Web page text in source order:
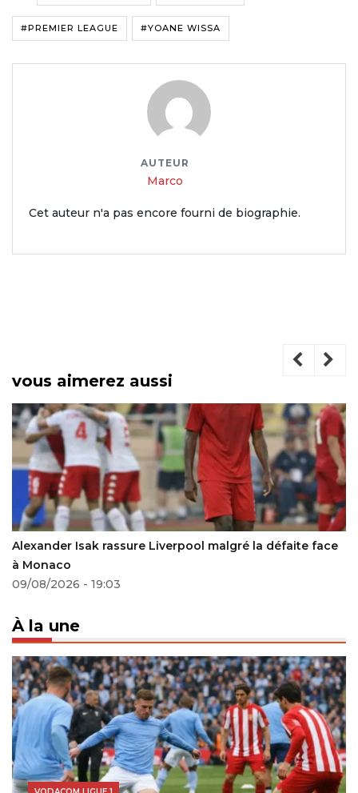
#PREMIER LEAGUE #YOANE WISSA
AUTEUR
Marco
Cet auteur n'a pas encore fourni de biographie.
vous aimerez aussi
Liverpool malgré la défaite face
Turquie :
À la une